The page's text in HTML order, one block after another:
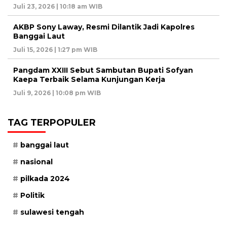
Juli 23, 2026 | 10:18 am WIB
AKBP Sony Laway, Resmi Dilantik Jadi Kapolres
Banggai Laut
Juli 15, 2026 | 1:27 pm WIB
Pangdam XXIII Sebut Sambutan Bupati Sofyan
Kaepa Terbaik Selama Kunjungan Kerja
Juli 9, 2026 | 10:08 pm WIB
TAG TERPOPULER
banggai laut
nasional
pilkada 2024
Politik
sulawesi tengah